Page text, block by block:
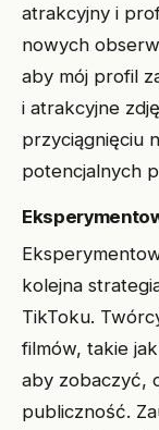
atrakcyjny i
nowych
aby mój profil
i atrakcyjne
przyciągnięciu
potencjalnych
kolejna
TikToku.
filmów, takie
aby zobaczyć,
publiczność.